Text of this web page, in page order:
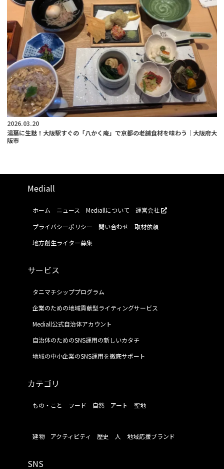
2026.03.20
湯葉に生麩！大阪駅すぐの「八かく庵」で京都の老舗食材を味わう｜大阪府大
阪市
Mediall
ホーム ニュース Mediallについて
運営会社
プライバシーポリシー
問い合わせ
取材依頼
地方創生ライター募集
サービス
タニマチシッププログラム
企業のための地域貢献型ライティングサービス
Mediall公式自治体アカウント
自治体のためのSNS運用の新しいカタチ
地域の中小企業のSNS運用を徹底サポート
カテゴリ
もの・こと フード 自然 アート 聖地
建物 アクティビティ 歴史 人 地域応援ブランド
SNS